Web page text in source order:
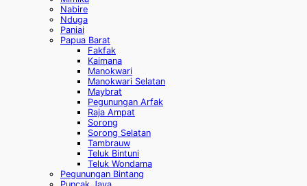
Nabire
Nduga
Paniai
Papua Barat
Fakfak
Kaimana
Manokwari
Manokwari Selatan
Maybrat
Pegunungan Arfak
Raja Ampat
Sorong
Sorong Selatan
Tambrauw
Teluk Bintuni
Teluk Wondama
Pegunungan Bintang